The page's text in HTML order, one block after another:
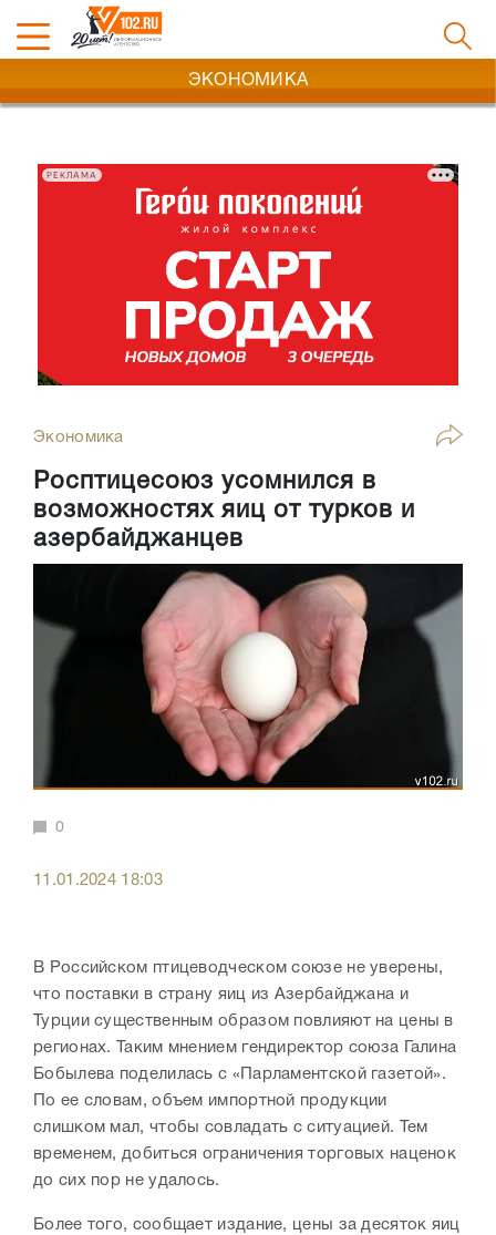
ЭКОНОМИКА
РЕКЛАМА
Экономика
Росптицесоюз усомнился в
возможностях яиц от турков и
азербайджанцев
0
11.01.2024 18:03
В Российском птицеводческом союзе не уверены,
что поставки в страну яиц из Азербайджана и
Турции существенным образом повлияют на цены в
регионах. Таким мнением гендиректор союза Галина
Бобылева поделилась с «Парламентской газетой».
По ее словам, объем импортной продукции
слишком мал, чтобы совладать с ситуацией. Тем
временем, добиться ограничения торговых наценок
до сих пор не удалось.
Более того, сообщает издание, цены за десяток яиц